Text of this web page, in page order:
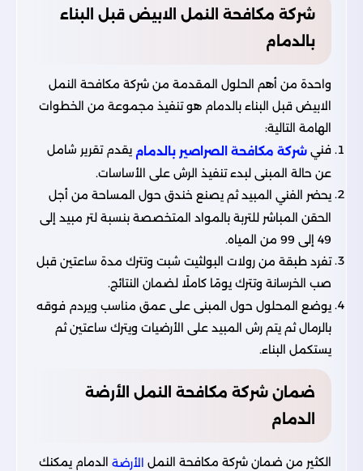
شركة مكافحة النمل الابيض قبل البناء
بالدمام
واحدة من أهم الحلول المقدمة من شركة مكافحة النمل
الابيض قبل البناء بالدمام هو تنفيذ مجموعة من الخطوات
الهامة التالية:
فني شركة مكافحة الصراصير بالدمام يقدم تقرير شامل
عن حالة المبنى لبدء تنفيذ الرش على الأساسات.
يحضر الفني المبيد ثم يصنع خندق حول المساحة من أجل
الحقن المباشر للتربة بالمواد المتخصصة بنسبة لتر مبيد إلى
49 إلى 99 من المياه.
تفرد طبقة من رولات البولثيت شبت وتترك مدة ساعتين قبل
صب الخرسانة وتترك يومًا كاملًا لضمان النتائج.
يوضع المحلول حول المبنى على عمق مناسب ويردم فوقه
بالرمال ثم يتم رش المبيد على الأرضيات ويترك ساعتين ثم
يستكمل البناء.
ضمان شركة مكافحة النمل الأرضة
الدمام
الكثير من ضمان شركة مكافحة النمل الأرضة الدمام يمكنك